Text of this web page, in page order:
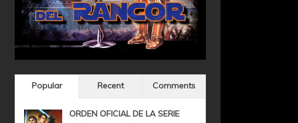
Popular Recent Comments
ORDEN OFICIAL DE LA SERIE